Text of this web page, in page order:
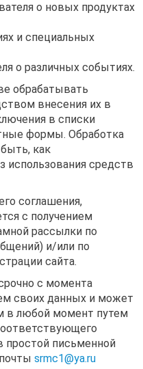
о новых продуктах
и специальных
о различных событиях.
обрабатывать
внесения их в
в списки
формы. Обработка
как
использования средств
соглашения,
с получением
рассылки по
и/или по
сайта.
с момента
своих данных и может
в любой момент путем
простой письменной
srmc1@ya.ru